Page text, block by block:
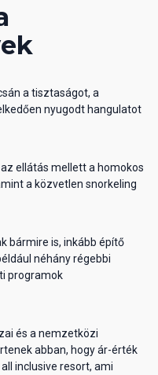
a tisztaságot, a
nyugodt hangulatot
ellátás mellett a homokos
a közvetlen snorkeling
bármire is, inkább építő
néhány régebbi
programok
és a nemzetközi
abban, hogy ár-érték
inclusive resort, ami